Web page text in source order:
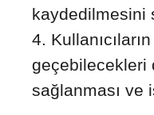
kaydedilmesini
geçebilecekleri
sağlanması ve